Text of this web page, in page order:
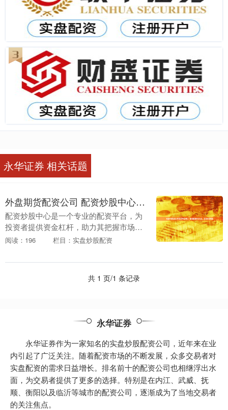
永华证券 相关话题
外盘期货配资公司 配资炒股中心：助您把握市场先机，实现财富增值
配资炒股中心是一个专业的配资平台，为
投资者提供资金杠杆，助力其把握市场先
机，实现财富增值。 股票微配资是一种杠
资金撬动更大的....
阅读：196 栏目：实盘炒股配资
共 1 页/1 条记录
永华证券
永华证券作为一家知名的实盘炒股配资公司，近年来在业
内引起了广泛关注。随着配资市场的不断发展，众多交易者对
实盘配资的需求日益增长。排名前十的配资公司也相继浮出水
面，为交易者提供了更多的选择。特别是在内江、武威、抚
顺、衡阳以及临沂等城市的配资公司，逐渐成为了当地交易者
的关注焦点。